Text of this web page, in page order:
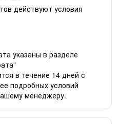
действуют условия
указаны в разделе
в течение 14 дней с
подробных условий
менеджеру.